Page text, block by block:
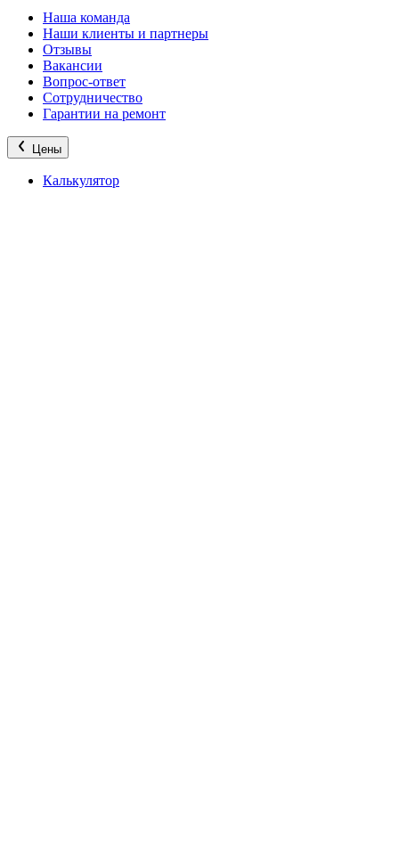
Наша команда
Наши клиенты и партнеры
Отзывы
Вакансии
Вопрос-ответ
Сотрудничество
Гарантии на ремонт
Цены
Калькулятор